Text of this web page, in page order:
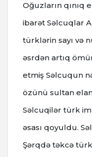
Oğuzların qınıq
ibarət Səlcuqlar
türklərin sayı və
əsrdən artıq
etmiş Səlcuqun
özünü sultan
Səlcuqilər türk
əsası qoyuldu.
Şərqdə təkcə